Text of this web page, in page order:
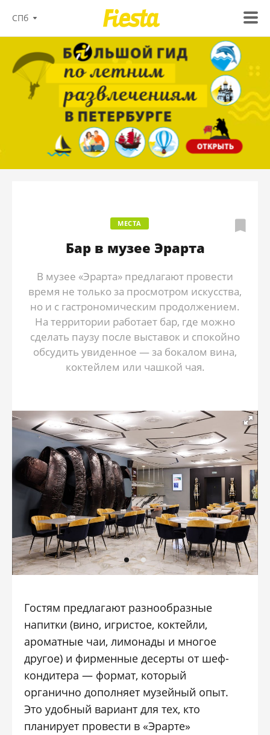
СПб
МЕСТА
Бар в музее Эрарта
В музее «Эрарта» предлагают провести
время не только за просмотром искусства,
но и с гастрономическим продолжением.
На территории работает бар, где можно
сделать паузу после выставок и спокойно
обсудить увиденное — за бокалом вина,
коктейлем или чашкой чая.
Гостям предлагают разнообразные
напитки (вино, игристое, коктейли,
ароматные чаи, лимонады и многое
другое) и фирменные десерты от шеф-
кондитера — формат, который
органично дополняет музейный опыт.
Это удобный вариант для тех, кто
планирует провести в «Эрарте»